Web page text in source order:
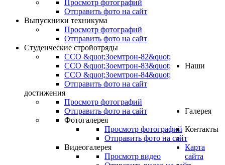
Просмотр фотографий
Отправить фото на сайт
Выпускники техникума
Просмотр фотографий
Отправить фото на сайт
Студенческие стройотряды
ССО &quot;Зоемтрон-82&quot;
ССО &quot;Зоемтрон-83&quot;
ССО &quot;Зоемтрон-84&quot;
Отправить фото на сайт
Наши
достижения
Просмотр фотографий
Отправить фото на сайт
Галерея
Фотогалерея
Просмотр фотографий
Отправить фото на сайт
Видеогалерея
Просмотр видео
Контакты
Карта
сайта